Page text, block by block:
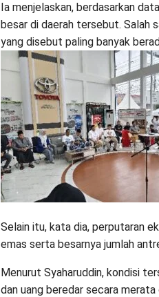
Ia menjelaskan, berdasarkan
besar di daerah tersebut. Salah
yang disebut paling banyak
Selain itu, kata dia, perputaran
emas serta besarnya jumlah
Menurut Syaharuddin, kondisi
dan uang beredar secara